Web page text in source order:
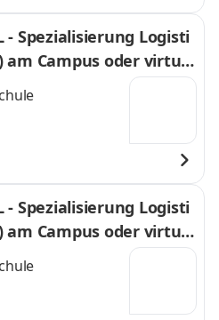
- Spezialisierung Logisti
am Campus oder virtuel
- Spezialisierung Logisti
am Campus oder virtuel